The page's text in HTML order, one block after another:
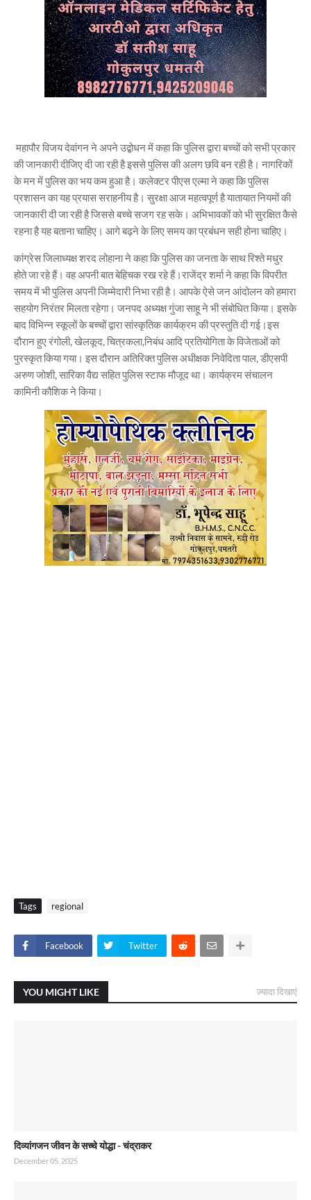
महापौर विजय देवांगन ने अपने उद्बोधन में कहा कि पुलिस द्वारा बच्चों को सभी प्रकार
की जानकारी दीजिए दी जा रही है इससे पुलिस की अलग छवि बन रही है। नागरिकों
के मन में पुलिस का भय कम हुआ है। कलेक्टर पीएस एल्मा ने कहा कि पुलिस
प्रशासन का यह प्रयास सराहनीय है। सुरक्षा आज महत्वपूर्ण है यातायात नियमों की
जानकारी दी जा रही है जिससे बच्चे सजग रह सके। अभिभावकों को भी सुरक्षित कैसे
रहना है यह बताना चाहिए। आगे बढ़ने के लिए समय का प्रबंधन सही होना चाहिए।
कांग्रेस जिलाध्यक्ष शरद लोहाना ने कहा कि पुलिस का जनता के साथ रिश्ते मधुर
होते जा रहे हैं। वह अपनी बात बेहिचक रख रहे हैं।राजेंद्र शर्मा ने कहा कि विपरीत
समय में भी पुलिस अपनी जिम्मेदारी निभा रही है। आपके ऐसे जन आंदोलन को हमारा
सहयोग निरंतर मिलता रहेगा। जनपद अध्यक्ष गुंजा साहू ने भी संबोधित किया। इसके
बाद विभिन्न स्कूलों के बच्चों द्वारा सांस्कृतिक कार्यक्रम की प्रस्तुति दी गई।इस
दौरान हुए रंगोली, खेलकूद, चित्रकला,निबंध आदि प्रतियोगिता के विजेताओं को
पुरस्कृत किया गया। इस दौरान अतिरिक्त पुलिस अधीक्षक निवेदिता पाल, डीएसपी
अरुण जोशी, सारिका वैद्य सहित पुलिस स्टाफ मौजूद था। कार्यक्रम संचालन
कामिनी कौशिक ने किया।
Tags regional
Facebook Twitter
YOU MIGHT LIKE ज़्यादा दिखाएं
दिव्यांगजन जीवन के सच्चे योद्धा - चंद्राकर
December 05, 2025